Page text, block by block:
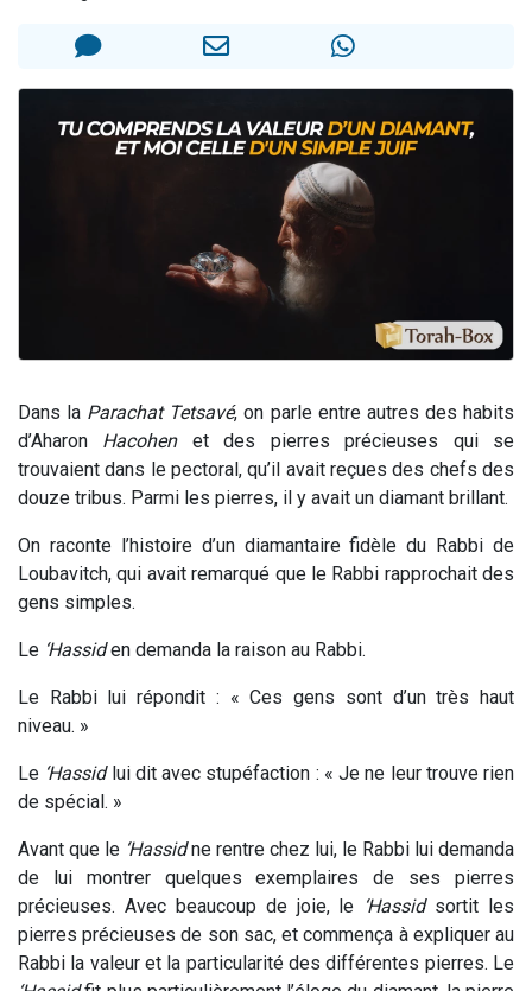
Il reste 49 places pour étudier en groupe sur Zoom
Nathaniel vient de donner son Maasser
6 personnes viennent de faire un don pour 5 enfants déjà orphelins risquent de perdre leur maman
Dans la Parachat Tetsavé, on parle entre autres des habits
d’Aharon Hacohenet des pierres précieuses qui se
trouvaient dans le pectoral, qu’il avait reçues des chefs des
douze tribus. Parmi les pierres, il y avait un diamant brillant.
On raconte l’histoire d’un diamantaire fidèle du Rabbi de
Loubavitch, qui avait remarqué que le Rabbi rapprochait des
gens simples.
Le ‘Hassiden demanda la raison au Rabbi.
Le Rabbi lui répondit : « Ces gens sont d’un très haut
niveau. »
Le ‘Hassidlui dit avec stupéfaction : « Je ne leur trouve rien
de spécial. »
Avant que le ‘Hassidne rentre chez lui, le Rabbi lui demanda
de lui montrer quelques exemplaires de ses pierres
précieuses. Avec beaucoup de joie, le ‘Hassidsortit les
pierres précieuses de son sac, et commença à expliquer au
Rabbi la valeur et la particularité des différentes pierres. Le